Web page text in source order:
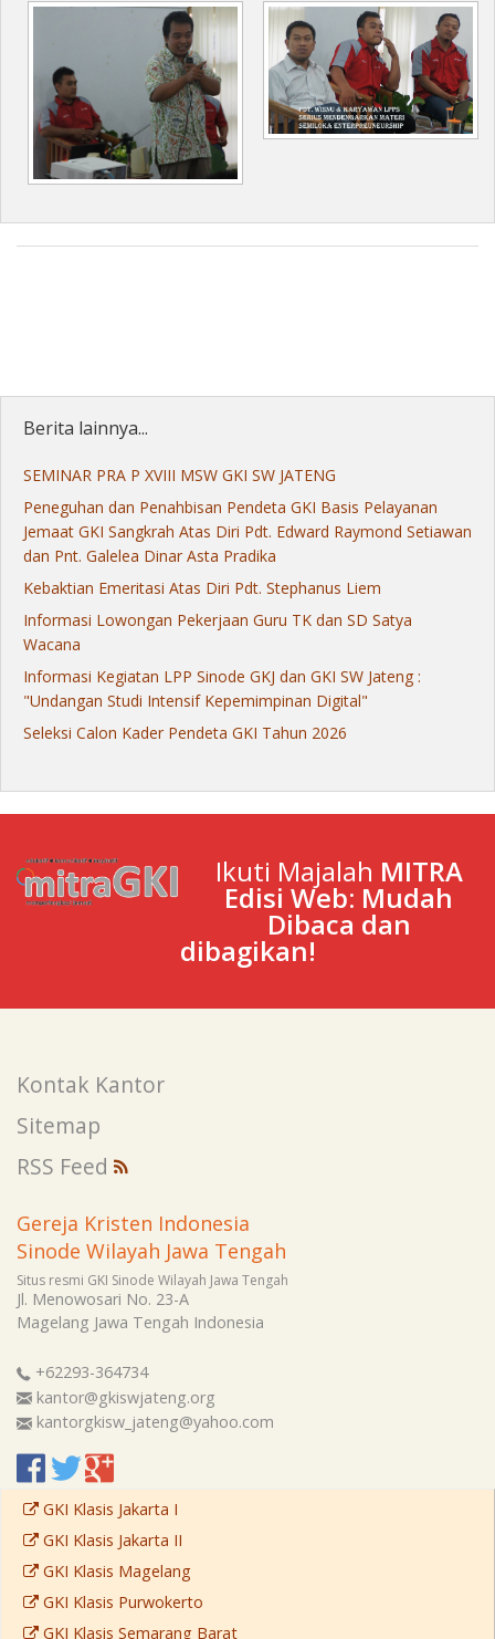
Berita lainnya...
SEMINAR PRA P XVIII MSW GKI SW JATENG
Peneguhan dan Penahbisan Pendeta GKI Basis Pelayanan
Jemaat GKI Sangkrah Atas Diri Pdt. Edward Raymond Setiawan
dan Pnt. Galelea Dinar Asta Pradika
Kebaktian Emeritasi Atas Diri Pdt. Stephanus Liem
Informasi Lowongan Pekerjaan Guru TK dan SD Satya
Wacana
Informasi Kegiatan LPP Sinode GKJ dan GKI SW Jateng :
"Undangan Studi Intensif Kepemimpinan Digital"
Seleksi Calon Kader Pendeta GKI Tahun 2026
Ikuti Majalah MITRA
Edisi Web: Mudah
Dibaca dan
dibagikan!
Kontak Kantor
Sitemap
RSS Feed
Gereja Kristen Indonesia
Sinode Wilayah Jawa Tengah
Situs resmi GKI Sinode Wilayah Jawa Tengah
Jl. Menowosari No. 23-A
Magelang Jawa Tengah Indonesia
+62293-364734
kantor@gkiswjateng.org
kantorgkisw_jateng@yahoo.com
GKI Klasis Jakarta I
GKI Klasis Jakarta II
GKI Klasis Magelang
GKI Klasis Purwokerto
GKI Klasis Semarang Barat